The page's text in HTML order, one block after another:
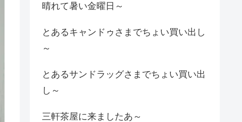
晴れて暑い金曜日～
とあるキャンドゥさまでちょい買い出し
～
とあるサンドラッグさまでちょい買い出
し～
三軒茶屋に来ましたあ～